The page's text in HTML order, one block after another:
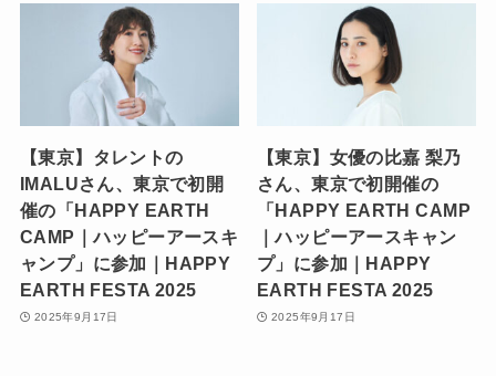
【東京】タレントの
IMALUさん、東京で初開
催の「HAPPY EARTH
CAMP｜ハッピーアースキ
ャンプ」に参加｜HAPPY
EARTH FESTA 2025
2025年9月17日
【東京】女優の比嘉 梨乃
さん、東京で初開催の
「HAPPY EARTH CAMP
｜ハッピーアースキャン
プ」に参加｜HAPPY
EARTH FESTA 2025
2025年9月17日